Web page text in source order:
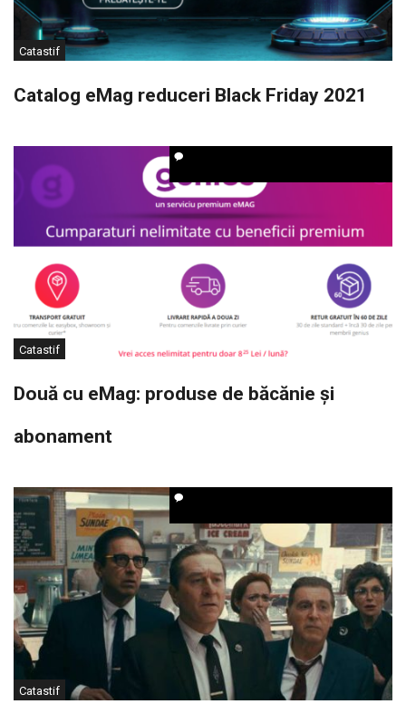
Catastif
Catalog eMag reduceri Black Friday 2021
Catastif
Două cu eMag: produse de băcănie și
abonament
Catastif